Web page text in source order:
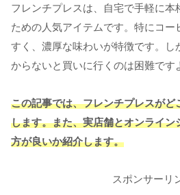
フレンチプレスは、自宅で手軽に本
ための人気アイテムです。特にコー
すく、濃厚な味わいが特徴です。し
からないと買いに行くのは困難です
この記事では、フレンチプレスがど
します。また、実店舗とオンライン
方が良いか紹介します。
スポンサーリ